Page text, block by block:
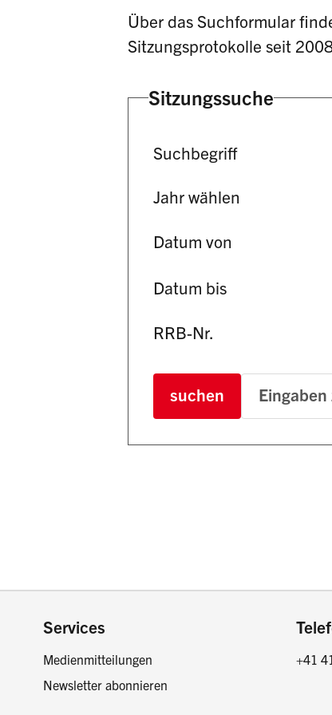
Über das Suchformular
Sitzungsprotokolle seit
Sitzungssuche
Suchbegriff
Jahr wählen
Datum von
Datum bis
RRB-Nr.
suchen
Footer
Services
Medienmitteilungen
Newsletter abonnieren
+41